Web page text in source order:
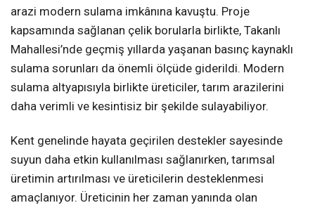
arazi modern sulama imkânına kavuştu. Proje
kapsamında sağlanan çelik borularla birlikte, Takanlı
Mahallesi’nde geçmiş yıllarda yaşanan basınç kaynaklı
sulama sorunları da önemli ölçüde giderildi. Modern
sulama altyapısıyla birlikte üreticiler, tarım arazilerini
daha verimli ve kesintisiz bir şekilde sulayabiliyor.
Kent genelinde hayata geçirilen destekler sayesinde
suyun daha etkin kullanılması sağlanırken, tarımsal
üretimin artırılması ve üreticilerin desteklenmesi
amaçlanıyor. Üreticinin her zaman yanında olan